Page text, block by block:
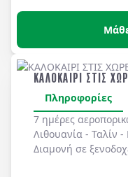
ΚΑΛΟΚΑΙΡΙ ΣΤΙΣ
Πληροφορίες
7 ημέρες
Λιθουανία - Ταλίν -
Διαμονή σε